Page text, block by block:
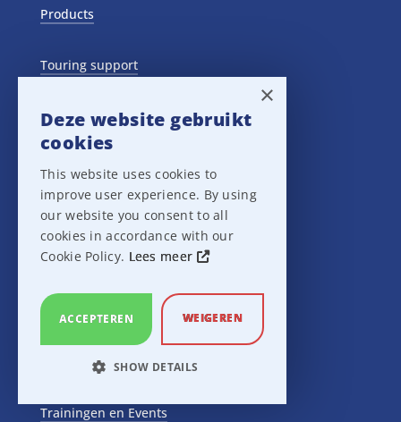
Products
Touring support
Rental cases
Sales
Tel.: +31 30 241 4070
Trainingen en Events
×
Deze website gebruikt
cookies
This website uses cookies to
improve user experience. By using
our website you consent to all
cookies in accordance with our
Cookie Policy. Lees meer
ACCEPTEREN WEIGEREN
SHOW DETAILS
STRICTLY NECESSARY